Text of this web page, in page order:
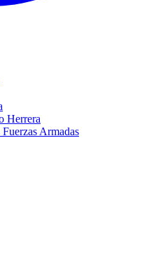
Herrera
Armadas